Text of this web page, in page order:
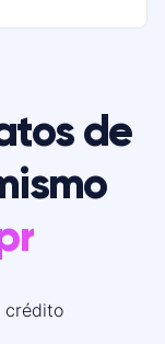
de
crédito